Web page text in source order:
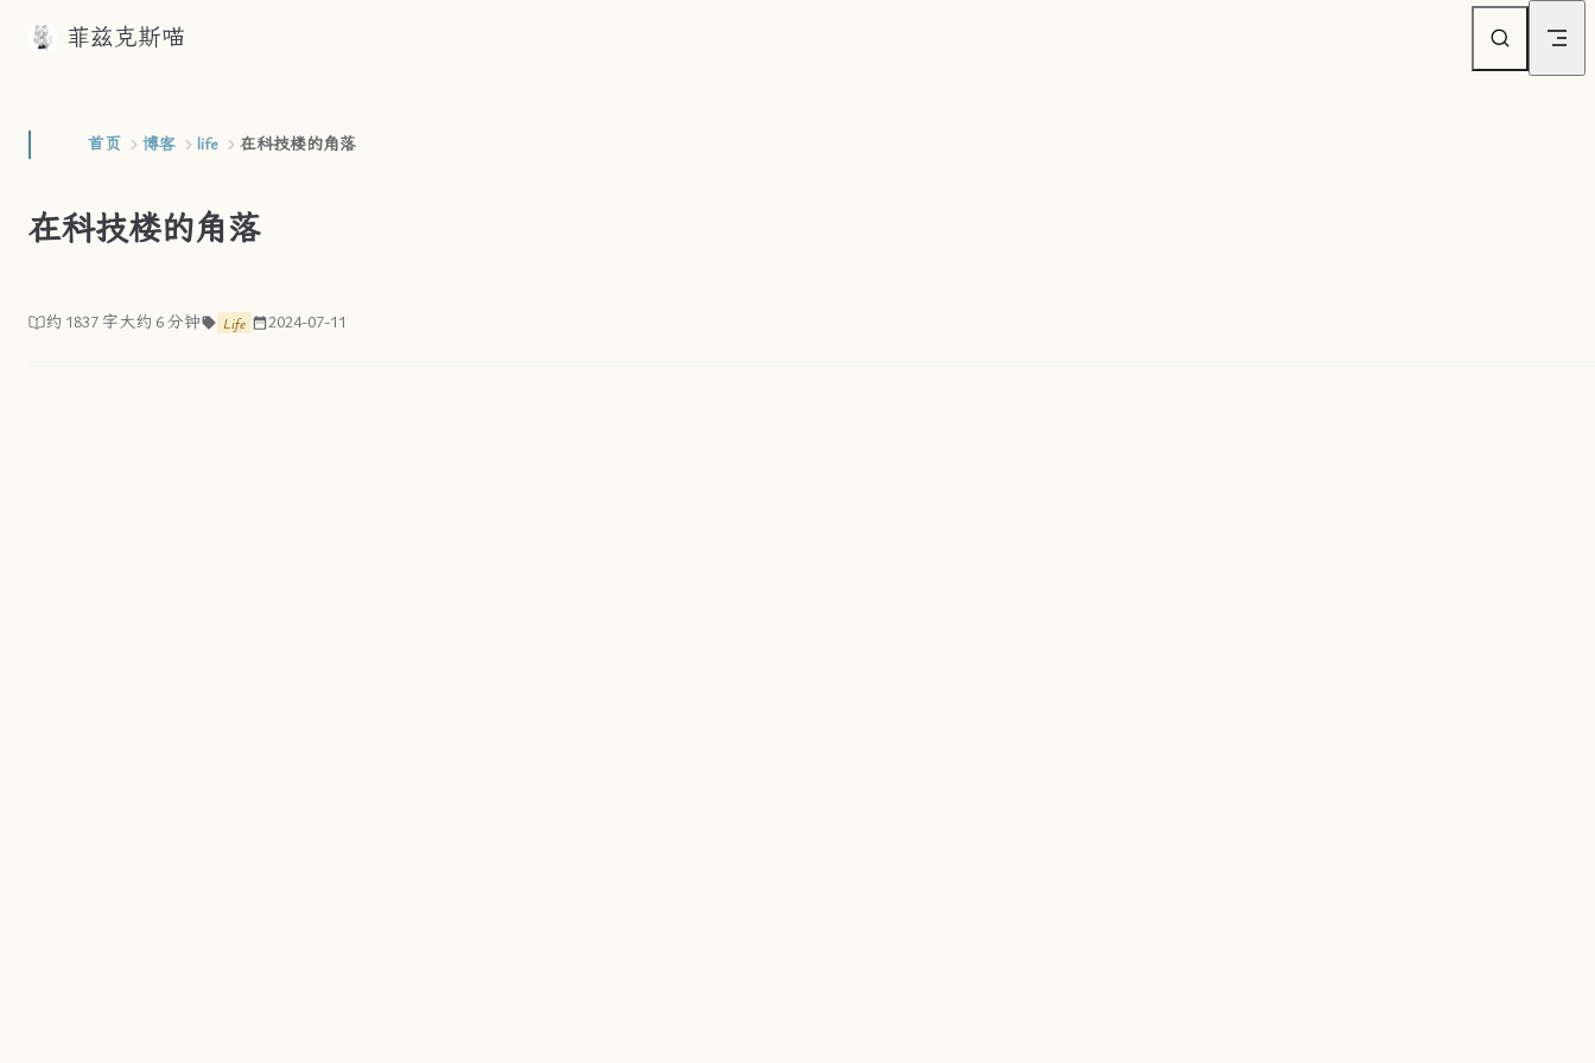
Skip to content
菲兹克斯喵
首页 博客 life 在科技楼的角落
在科技楼的角落
约 1837 字大约 6 分钟 Life 2024-07-11